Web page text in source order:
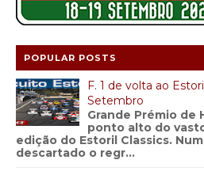
POPULAR POSTS
F. 1 de volta ao
Setembro
Grande Prémio de
ponto alto do
edição do Estoril Classics.
descartado o regr...